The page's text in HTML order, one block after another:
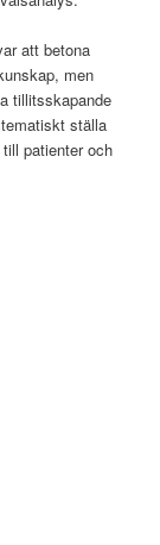
att betona
men
tillitsskapande
ställa
patienter och